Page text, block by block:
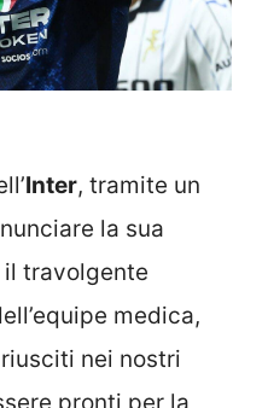
Inter, tramite un
la sua
il travolgente
medica,
nei nostri
pronti per la